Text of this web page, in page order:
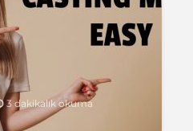
3 dakikalık okuma